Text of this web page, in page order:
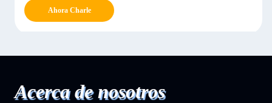
Ahora Charle
Acerca de nosotros